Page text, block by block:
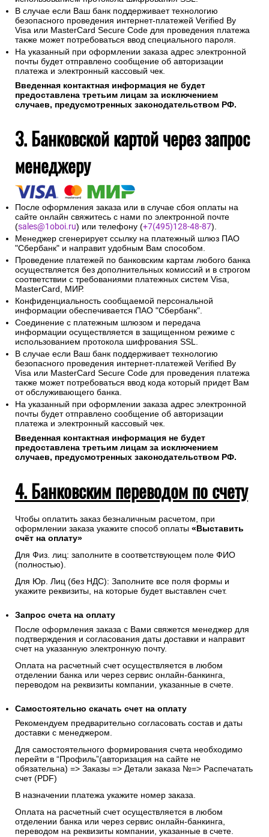
В случае если Ваш банк поддерживает технологию
безопасного проведения интернет-платежей Verified By
Visa или MasterCard Secure Code для проведения платежа
также может потребоваться ввод специального пароля.
На указанный при оформлении заказа адрес электронной
почты будет отправлено сообщение об авторизации
платежа и электронный кассовый чек.
Введенная контактная информация не будет
предоставлена третьим лицам за исключением
случаев, предусмотренных законодательством РФ.
3. Банковской картой через запрос
менеджеру
После оформления заказа или в случае сбоя оплаты на
сайте онлайн свяжитесь с нами по электронной почте
(sales@1oboi.ru) или телефону (+7(495)128-48-87).
Менеджер сгенерирует ссылку на платежный шлюз ПАО
"Сбербанк" и направит удобным Вам способом.
Проведение платежей по банковским картам любого банка
осуществляется без дополнительных комиссий и в строгом
соответствии с требованиями платежных систем Visa,
MasterCard, МИР.
Конфиденциальность сообщаемой персональной
информации обеспечивается ПАО "Сбербанк".
Соединение с платежным шлюзом и передача
информации осуществляется в защищенном режиме с
использованием протокола шифрования SSL.
В случае если Ваш банк поддерживает технологию
безопасного проведения интернет-платежей Verified By
Visa или MasterCard Secure Code для проведения платежа
также может потребоваться ввод кода который придет Вам
от обслуживающего банка.
На указанный при оформлении заказа адрес электронной
почты будет отправлено сообщение об авторизации
платежа и электронный кассовый чек.
Введенная контактная информация не будет
предоставлена третьим лицам за исключением
случаев, предусмотренных законодательством РФ.
4. Банковским переводом по счету
Чтобы оплатить заказ безналичным расчетом, при
оформлении заказа укажите способ оплаты «Выставить
счёт на оплату»
Для Физ. лиц: заполните в соответствующем поле ФИО
(полностью).
Для Юр. Лиц (без НДС): Заполните все поля формы и
укажите реквизиты, на которые будет выставлен счет.
Запрос счета на оплату
После оформления заказа с Вами свяжется менеджер для
подтверждения и согласования даты доставки и направит
счет на указанную электронную почту.
Оплата на расчетный счет осуществляется в любом
отделении банка или через сервис онлайн-банкинга,
переводом на реквизиты компании, указанные в счете.
Самостоятельно скачать счет на оплату
Рекомендуем предварительно согласовать состав и даты
доставки с менеджером.
Для самостоятельного формирования счета необходимо
перейти в “Профиль”(авторизация на сайте не
обязательна) => Заказы => Детали заказа №=> Распечатать
счет (PDF)
В назначении платежа укажите номер заказа.
Оплата на расчетный счет осуществляется в любом
отделении банка или через сервис онлайн-банкинга,
переводом на реквизиты компании, указанные в счете.